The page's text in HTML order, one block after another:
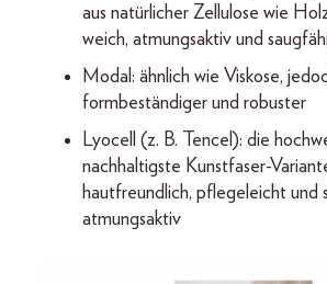
aus natürlicher Zellulose wie
weich, atmungsaktiv und
Modal: ähnlich wie Viskose,
formbeständiger und robuster
Lyocell (z. B. Tencel): die
nachhaltigste Kunstfaser-
hautfreundlich, pflegeleicht und
atmungsaktiv